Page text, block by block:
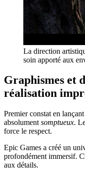
La direction
soin apporté aux
Graphismes et
réalisation
Premier constat en
absolument somptueux.
force le respect.
Epic Games a créé un
profondément immersif.
aux détails.